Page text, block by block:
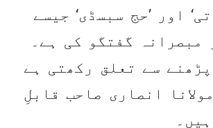
اور ’حج سبسڈی‘ جیسے
مبصرانہ گفتگو کی ہے۔
سے تعلق رکھتی ہے
انصاری صاحب قابلِ